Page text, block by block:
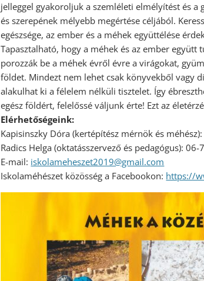
jelleggel gyakoroljuk a szemléleti elmélyítést és
és szerepének mélyebb megértése céljából.
egészsége, az ember és a méhek együttélése
Tapasztalható, hogy a méhek és az ember
porozzák be a méhek évről évre a virágokat,
földet. Mindezt nem lehet csak könyvekből vagy
alakulhat ki a félelem nélküli tisztelet. Így
egész földért, felelőssé váljunk érte! Ezt az
Elérhetőségeink:
Kapisinszky Dóra (kertépítész mérnök és
Radics Helga (oktatásszervező és pedagógus):
E-mail: iskolameheszet2019@gmail.com
Iskolaméhészet közösség a Facebookon: https://